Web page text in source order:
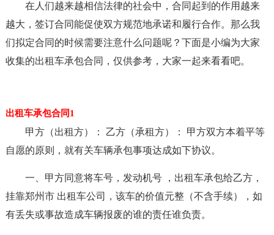
在人们越来越相信法律的社会中，合同起到的作用越来
越大，签订合同能促使双方规范地承诺和履行合作。那么我
们拟定合同的时候需要注意什么问题呢？下面是小编为大家
收集的出租车承包合同，仅供参考，大家一起来看看吧。
出租车承包合同1
甲方（出租方）： 乙方（承租方）： 甲方双方本着平等
自愿的原则，就有关车辆承包事项达成如下协议。
一、甲方同意将车号，发动机号 ，出租车承包给乙方，
挂靠郑州市 出租车公司，该车的价值元整（不含手续），如
有丢失或事故造成车辆报废的谁的责任谁负责。